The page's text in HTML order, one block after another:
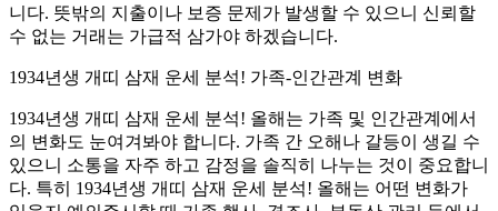
니다. 뜻밖의 지출이나 보증 문제가 발생할 수 있으니 신뢰할
수 없는 거래는 가급적 삼가야 하겠습니다.
1934년생 개띠 삼재 운세 분석! 가족-인간관계 변화
1934년생 개띠 삼재 운세 분석! 올해는 가족 및 인간관계에서
의 변화도 눈여겨봐야 합니다. 가족 간 오해나 갈등이 생길 수
있으니 소통을 자주 하고 감정을 솔직히 나누는 것이 중요합니
다. 특히 1934년생 개띠 삼재 운세 분석! 올해는 어떤 변화가